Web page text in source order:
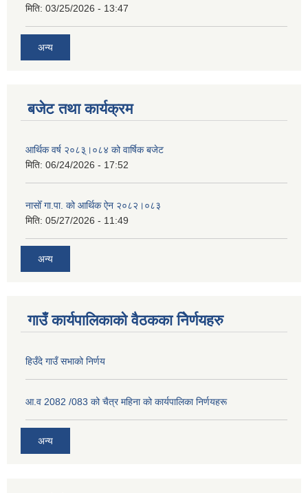
मिति: 03/25/2026 - 13:47
अन्य
बजेट तथा कार्यक्रम
आर्थिक वर्ष २०८३्।०८४ को वार्षिक बजेट
मिति: 06/24/2026 - 17:52
नासोँ गा.पा. को आर्थिक ऐन २०८२।०८३
मिति: 05/27/2026 - 11:49
अन्य
गाउँ कार्यपालिकाको वैठकका निेर्णयहरु
हिउँदे गाउँ सभाको निर्णय
आ.व 2082 /083 को चैत्र महिना को कार्यपालिका निर्णयहरू
अन्य